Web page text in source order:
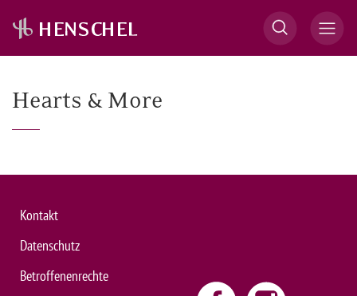
Hearts & More
Kontakt
Datenschutz
Betroffenenrechte